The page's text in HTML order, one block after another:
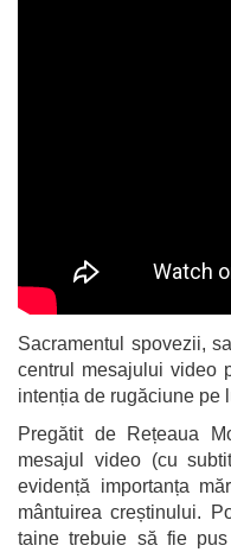
Sacramentul spovezii,
centrul mesajului video
intenția de rugăciune pe
Pregătit de Rețeaua
mesajul video (cu
evidență importanța
mântuirea creștinului.
taine trebuie să fie